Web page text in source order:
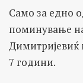
Само за едно
поминување
Димитријевиќ
7 години.